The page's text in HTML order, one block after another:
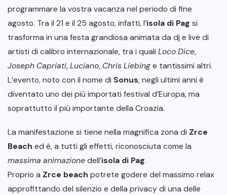
programmare la vostra vacanza nel periodo di fine
agosto. Tra il 21 e il 25 agosto, infatti, l’isola di Pag si
trasforma in una festa grandiosa animata da dj e live di
artisti di calibro internazionale, tra i quali Loco Dice,
Joseph Capriati,Luciano, Chris Liebinge tantissimi altri.
L’evento, noto con il nome di Sonus, negli ultimi anni è
diventato uno dei più importati festival d’Europa, ma
soprattutto il più importante della Croazia.
La manifestazione si tiene nella magnifica zona di Zrce
Beach ed è, a tutti gli effetti, riconosciuta come la
massima animazionedell’isola di Pag.
Proprio a Zrce beach potrete godere del massimo relax
approfittando del silenzio e della privacy di una delle